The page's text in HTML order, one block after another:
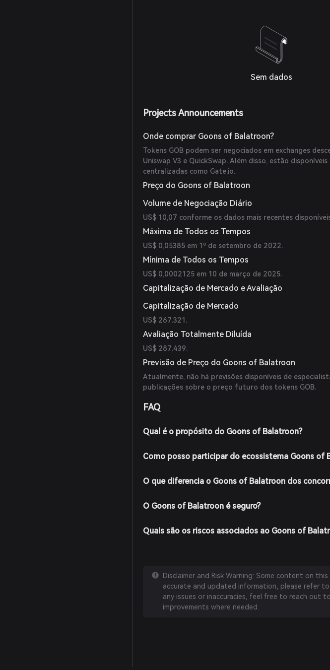
Sem dados
Projects Announcements
Onde comprar Goons of Balatroon?
Tokens GOB podem ser negociados em exchanges
Uniswap V3 e QuickSwap. Além disso, estão disponíveis
centralizadas como Gate.io.
Preço do Goons of Balatroon
Volume de Negociação Diário
US$ 10,07 conforme os dados mais recentes
Máxima de Todos os Tempos
US$ 0,05385 em 1º de setembro de 2022.
Mínima de Todos os Tempos
US$ 0,0002125 em 10 de março de 2025.
Capitalização de Mercado e Avaliação
Capitalização de Mercado
US$ 267.321.
Avaliação Totalmente Diluída
US$ 287.439.
Previsão de Preço do Goons of Balatroon
Atualmente, não há previsões disponíveis de
publicações sobre o preço futuro dos tokens GOB.
FAQ
Qual é o propósito do Goons of Balatroon?
Como posso participar do ecossistema Goons of
O que diferencia o Goons of Balatroon dos
O Goons of Balatroon é seguro?
Quais são os riscos associados ao Goons of
Disclaimer and Risk Warning: Some content on
accurate and updated information, please refer
any issues or inaccuracies, feel free to reach out
improvements where needed.